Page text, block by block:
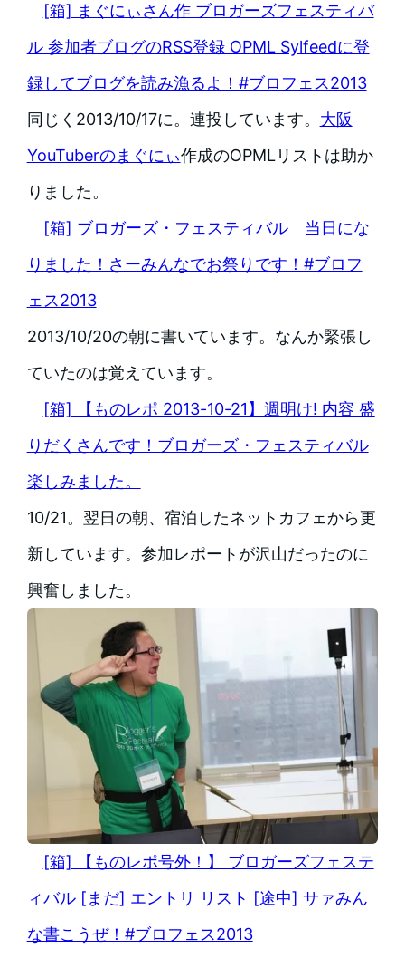
[箱] まぐにぃさん作 ブロガーズフェスティバ
ル 参加者ブログのRSS登録 OPML Sylfeedに登
録してブログを読み漁るよ！#ブロフェス2013
同じく2013/10/17に。連投しています。 大阪
YouTuberのまぐにぃ作成のOPMLリストは助か
りました。
[箱] ブロガーズ・フェスティバル 当日にな
りました！さーみんなでお祭りです！#ブロフ
ェス2013
2013/10/20の朝に書いています。なんか緊張し
ていたのは覚えています。
[箱] 【ものレポ 2013-10-21】週明け! 内容 盛
りだくさんです！ブロガーズ・フェスティバル
楽しみました。
10/21。翌日の朝、宿泊したネットカフェから更
新しています。参加レポートが沢山だったのに
興奮しました。
[箱] 【ものレポ号外！】 ブロガーズフェステ
ィバル [まだ] エントリ リスト [途中] サァみん
な書こうぜ！#ブロフェス2013